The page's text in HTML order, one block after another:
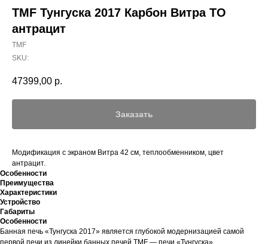
TMF Тунгуска 2017 Карбон Витра ТО
антрацит
TMF
SKU:
47399,00 р.
Заказать
Модификация с экраном Витра 42 см, теплообменником, цвет
антрацит.
Особенности
Преимущества
Характеристики
Устройство
Габариты
Особенности
Банная печь «Тунгуска 2017» является глубокой модернизацией самой